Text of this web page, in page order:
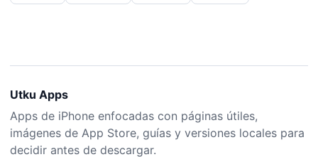
Utku Apps
Apps de iPhone enfocadas con páginas útiles,
imágenes de App Store, guías y versiones locales para
decidir antes de descargar.